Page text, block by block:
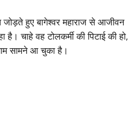
जोड़ते हुए बागेश्वर महाराज से आजीवन
है। चाहे वह टोलकर्मी की पिटाई की हो,
सामने आ चुका है।